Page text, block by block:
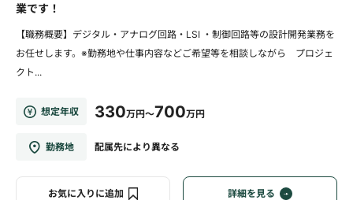
業です！
【職務概要】デジタル・アナログ回路・LSI ・制御回路等の設計開発業務を
お任せします。※勤務地や仕事内容などご希望等を相談しながら プロジェ
クト...
想定年収 330万円～700万円
勤務地 配属先により異なる
お気に入りに追加 詳細を見る